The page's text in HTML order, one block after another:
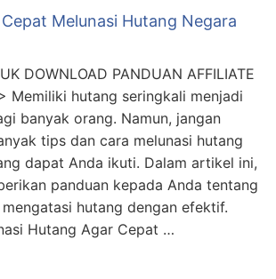
Melunasi Hutang Negara
DOWNLOAD PANDUAN AFFILIATE
Memiliki hutang seringkali menjadi
banyak orang. Namun, jangan
tips dan cara melunasi hutang
dapat Anda ikuti. Dalam artikel ini,
panduan kepada Anda tentang
hutang dengan efektif.
Hutang Agar Cepat …